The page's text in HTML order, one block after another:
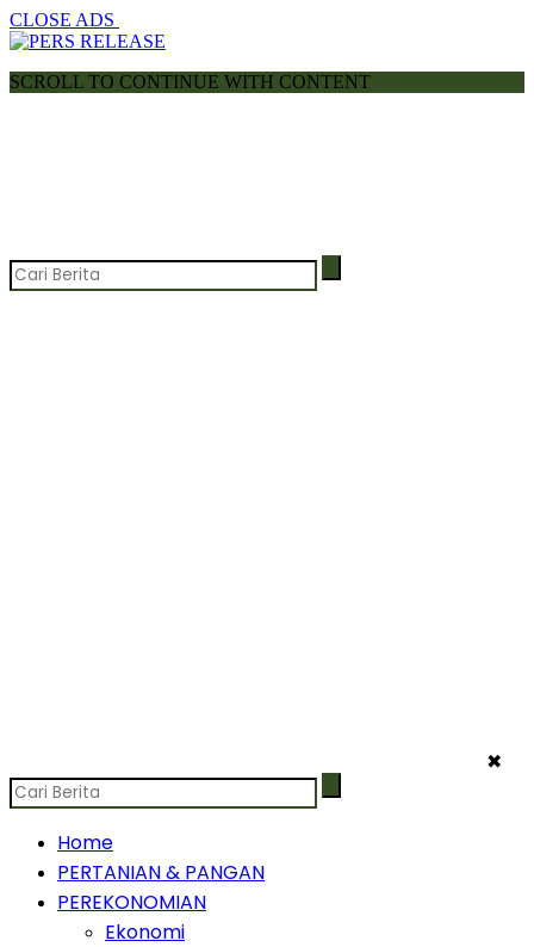
CLOSE ADS
SCROLL TO CONTINUE WITH CONTENT
✖
Home
PERTANIAN & PANGAN
PEREKONOMIAN
Ekonomi